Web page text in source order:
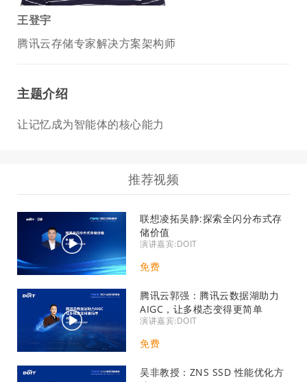
王登宇
腾讯云存储专家解决方案架构师
主题介绍
让记忆成为智能体的核心能力
推荐视频
联想凌拓吴静:探索全闪分布式存
储价值
演讲嘉宾:DOIT
免费
腾讯云郭强：腾讯云数据湖助力
AIGC，让多模态变得更简单
演讲嘉宾:DOIT
免费
吴非教授：ZNS SSD 性能优化方